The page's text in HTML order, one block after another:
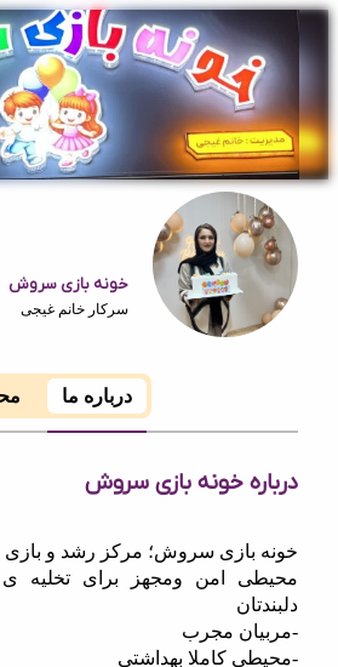
خونه بازی سروش
سرکار خانم غیجی
محصولات
خونه بازی سروش
سروش؛ مرکز رشد و بازی کودک
امن و‌مجهز برای تخلیه ی انرژی و
مجرب
کاملا بهداشتی